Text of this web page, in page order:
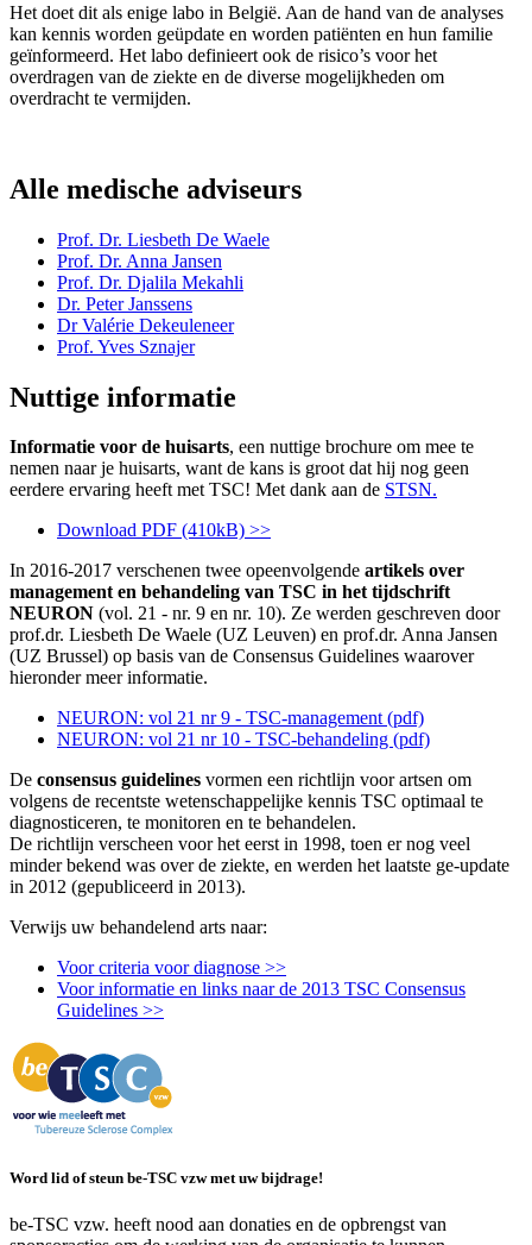
Het doet dit als enige labo in België. Aan de hand van de analyses
kan kennis worden geüpdate en worden patiënten en hun familie
geïnformeerd. Het labo definieert ook de risico’s voor het
overdragen van de ziekte en de diverse mogelijkheden om
overdracht te vermijden.
Alle medische adviseurs
Prof. Dr. Liesbeth De Waele
Prof. Dr. Anna Jansen
Prof. Dr. Djalila Mekahli
Dr. Peter Janssens
Dr Valérie Dekeuleneer
Prof. Yves Sznajer
Nuttige informatie
Informatie voor de huisarts, een nuttige brochure om mee te
nemen naar je huisarts, want de kans is groot dat hij nog geen
eerdere ervaring heeft met TSC! Met dank aan de STSN.
Download PDF (410kB) >>
In 2016-2017 verschenen twee opeenvolgende artikels over
management en behandeling van TSC in het tijdschrift
NEURON (vol. 21 - nr. 9 en nr. 10). Ze werden geschreven door
prof.dr. Liesbeth De Waele (UZ Leuven) en prof.dr. Anna Jansen
(UZ Brussel) op basis van de Consensus Guidelines waarover
hieronder meer informatie.
NEURON: vol 21 nr 9 - TSC-management (pdf)
NEURON: vol 21 nr 10 - TSC-behandeling (pdf)
De consensus guidelines vormen een richtlijn voor artsen om
volgens de recentste wetenschappelijke kennis TSC optimaal te
diagnosticeren, te monitoren en te behandelen.
De richtlijn verscheen voor het eerst in 1998, toen er nog veel
minder bekend was over de ziekte, en werden het laatste ge-update
in 2012 (gepubliceerd in 2013).
Verwijs uw behandelend arts naar:
Voor criteria voor diagnose >>
Voor informatie en links naar de 2013 TSC Consensus
Guidelines >>
Word lid of steun be-TSC vzw met uw bijdrage!
be-TSC vzw. heeft nood aan donaties en de opbrengst van